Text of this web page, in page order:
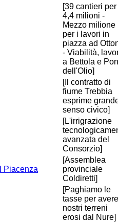
[39 cantieri per
4,4 milioni -
Mezzo milione
per i lavori in
piazza ad
- Viabilità,
a Bettola e
dell'Olio]
[Il contratto di
fiume Trebbia
esprime
senso civico]
[L'irrigrazione
avanzata del
Consorzio]
Il Piacenza
[Assemblea
provinciale
Coldiretti]
[Paghiamo le
tasse per
nostri terreni
erosi dal Nure]